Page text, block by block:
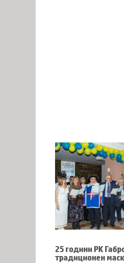
25 години РК
традиционен